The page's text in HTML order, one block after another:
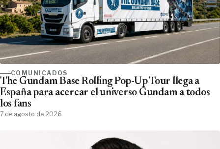
COMUNICADOS
The Gundam Base Rolling Pop-Up Tour llega a
España para acercar el universo Gundam a todos
los fans
7 de agosto de 2026